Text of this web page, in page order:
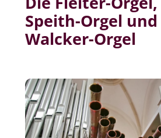
Speith-Orgel
Walcker-Orgel